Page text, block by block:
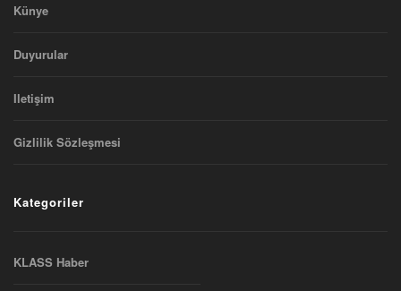
Künye
Duyurular
Iletişim
Gizlilik Sözleşmesi
Kategoriler
KLASS Haber